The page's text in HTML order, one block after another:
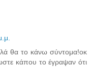
θα το κάνω σύντομα!οκ
κάπου το έγραψαν ότι